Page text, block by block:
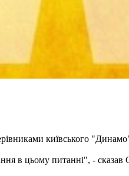
київського
в цьому питанні", - сказав